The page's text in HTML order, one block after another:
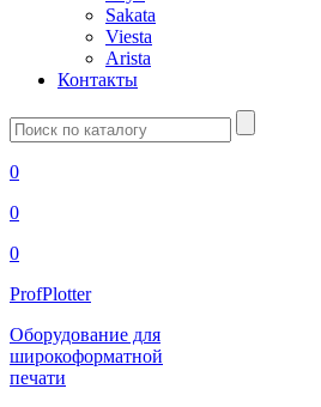
Sakata
Viesta
Arista
Контакты
Введите
запрос
0
0
0
ProfPlotter
Оборудование для
широкоформатной
печати